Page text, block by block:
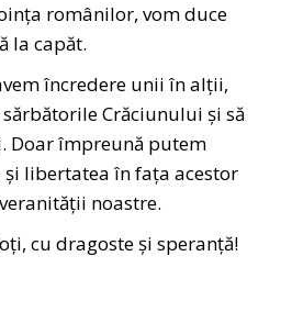
românilor, vom duce
la capăt.
încredere unii în alții,
Crăciunului și să
Doar împreună putem
libertatea în fața acestor
noastre.
cu dragoste și speranță!